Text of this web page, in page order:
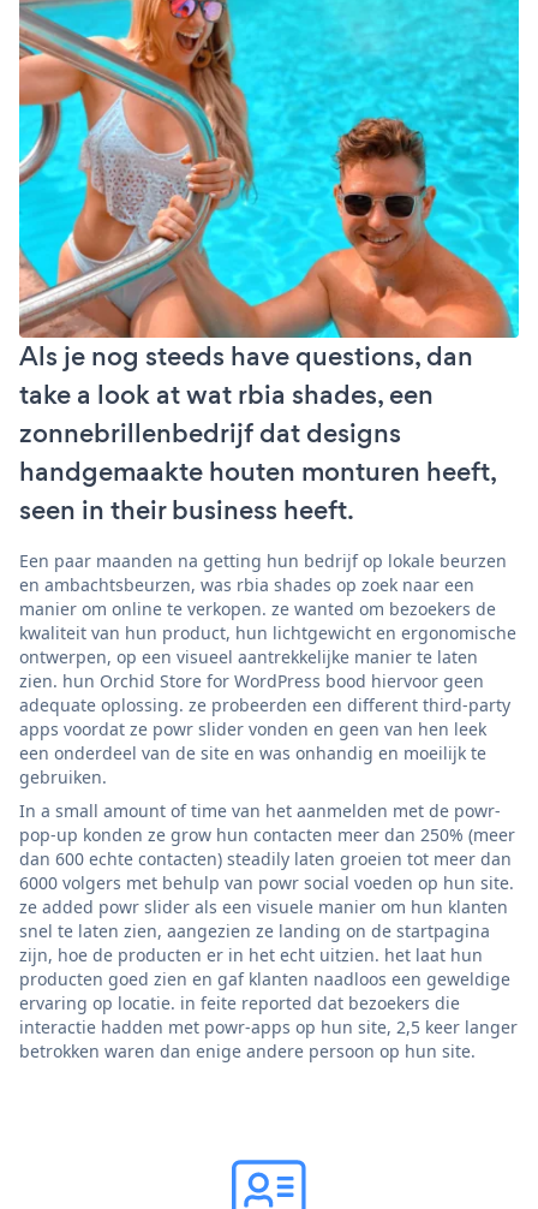
Als je nog steeds have questions, dan
take a look at wat rbia shades, een
zonnebrillenbedrijf dat designs
handgemaakte houten monturen heeft,
seen in their business heeft.
Een paar maanden na getting hun bedrijf op lokale beurzen
en ambachtsbeurzen, was rbia shades op zoek naar een
manier om online te verkopen. ze wanted om bezoekers de
kwaliteit van hun product, hun lichtgewicht en ergonomische
ontwerpen, op een visueel aantrekkelijke manier te laten
zien. hun Orchid Store for WordPress bood hiervoor geen
adequate oplossing. ze probeerden een different third-party
apps voordat ze powr slider vonden en geen van hen leek
een onderdeel van de site en was onhandig en moeilijk te
gebruiken.
In a small amount of time van het aanmelden met de powr-
pop-up konden ze grow hun contacten meer dan 250% (meer
dan 600 echte contacten) steadily laten groeien tot meer dan
6000 volgers met behulp van powr social voeden op hun site.
ze added powr slider als een visuele manier om hun klanten
snel te laten zien, aangezien ze landing on de startpagina
zijn, hoe de producten er in het echt uitzien. het laat hun
producten goed zien en gaf klanten naadloos een geweldige
ervaring op locatie. in feite reported dat bezoekers die
interactie hadden met powr-apps op hun site, 2,5 keer langer
betrokken waren dan enige andere persoon op hun site.